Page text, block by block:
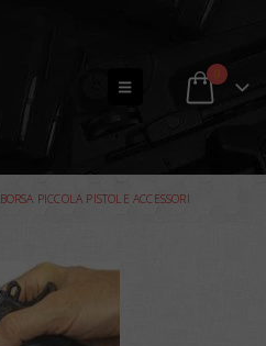
0
BORSA PICCOLA PISTOLE ACCESSORI